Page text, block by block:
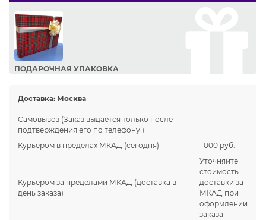
ПОДАРОЧНАЯ УПАКОВКА
Доставка: Москва
Самовывоз (Заказ выдаётся только после
подтверждения его по телефону!)
Курьером в пределах МКАД (сегодня) 1 000 руб.
Курьером за пределами МКАД (доставка в
день заказа)
Уточняйте
стоимость
доставки за
МКАД при
оформлении
заказа